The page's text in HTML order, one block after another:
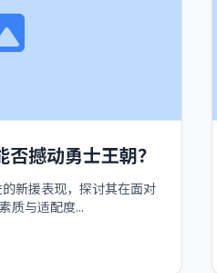
撼动勇士王朝？
新援表现，探讨其在面对
质与适配度...